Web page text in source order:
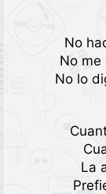
No
No me
No lo
La